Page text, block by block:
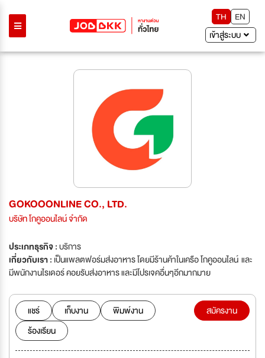
TH
EN
เข้าสู่ระบบ
GOKOOONLINE CO., LTD.
บริษัท โกคูออนไลน์ จำกัด
ประเภทธุรกิจ :บริการ
เกี่ยวกับเรา : เป็นแพลตฟอร์มส่งอาหาร โดยมีร้านค้าในเครือ โกคูออนไลน์ และ
มีพนักงานไรเดอร์ คอยรับส่งอาหาร และมีโปรเจคอื่นๆอีกมากมาย
แชร์ เก็บงาน
พิมพ์งาน
ร้องเรียน
สมัครงาน